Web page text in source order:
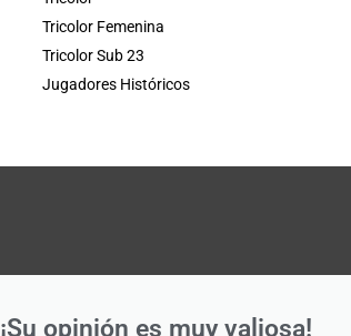
Tricolor Femenina
Tricolor Sub 23
Jugadores Históricos
¡Su opinión es muy valiosa!